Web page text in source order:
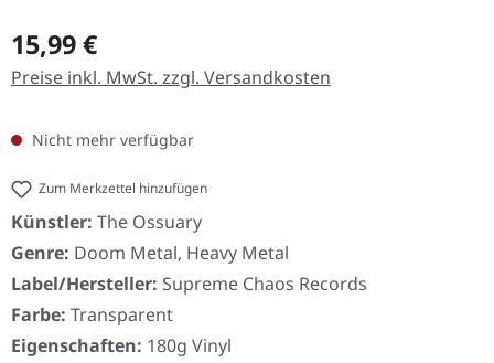
Regulärer Preis:
15,99 €
Preise inkl. MwSt. zzgl. Versandkosten
Nicht mehr verfügbar
Zum Merkzettel hinzufügen
Künstler: The Ossuary
Genre: Doom Metal, Heavy Metal
Label/Hersteller: Supreme Chaos Records
Farbe: Transparent
Eigenschaften: 180g Vinyl